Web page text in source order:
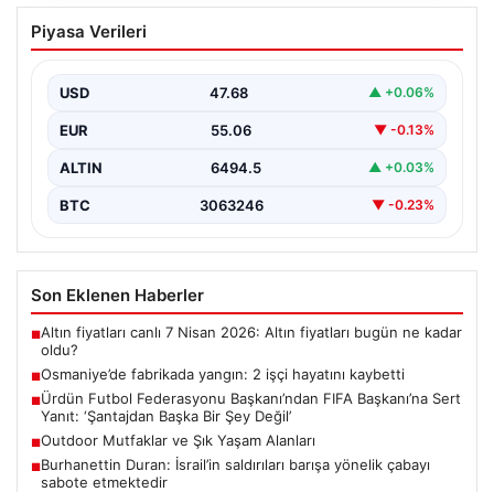
Osmaniye’de fabrikada yangın: 2 işçi
hayatını kaybetti
Piyasa Verileri
USD 47.68 ▲ +0.06%
EUR 55.06 ▼ -0.13%
ALTIN 6494.5 ▲ +0.03%
BTC 3063246 ▼ -0.23%
Son Eklenen Haberler
■Altın fiyatları canlı 7 Nisan 2026: Altın fiyatları bugün ne kadar
oldu?
■Osmaniye’de fabrikada yangın: 2 işçi hayatını kaybetti
■Ürdün Futbol Federasyonu Başkanı’ndan FIFA Başkanı’na Sert
Yanıt: ‘Şantajdan Başka Bir Şey Değil’
■Outdoor Mutfaklar ve Şık Yaşam Alanları
■Burhanettin Duran: İsrail’in saldırıları barışa yönelik çabayı
sabote etmektedir